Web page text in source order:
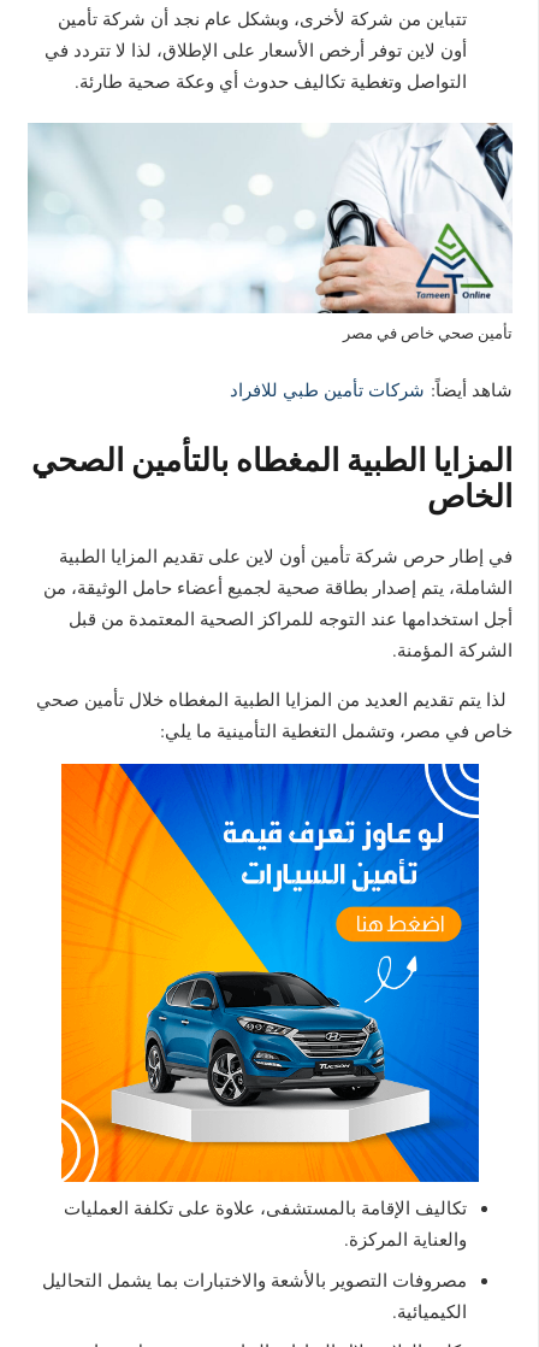
تتباين من شركة لأخرى، وبشكل عام نجد أن شركة تأمين
أون لاين توفر أرخص الأسعار على الإطلاق، لذا لا تتردد في
التواصل وتغطية تكاليف حدوث أي وعكة صحية طارئة.
تأمين صحي خاص في مصر
شاهد أيضاً: شركات تأمين طبي للافراد
المزايا الطبية المغطاه بالتأمين الصحي
الخاص
في إطار حرص شركة تأمين أون لاين على تقديم المزايا الطبية
الشاملة، يتم إصدار بطاقة صحية لجميع أعضاء حامل الوثيقة، من
أجل استخدامها عند التوجه للمراكز الصحية المعتمدة من قبل
الشركة المؤمنة.
لذا يتم تقديم العديد من المزايا الطبية المغطاه خلال تأمين صحي
خاص في مصر، وتشمل التغطية التأمينية ما يلي:
تكاليف الإقامة بالمستشفى، علاوة على تكلفة العمليات
والعناية المركزة.
مصروفات التصوير بالأشعة والاختبارات بما يشمل التحاليل
الكيميائية.